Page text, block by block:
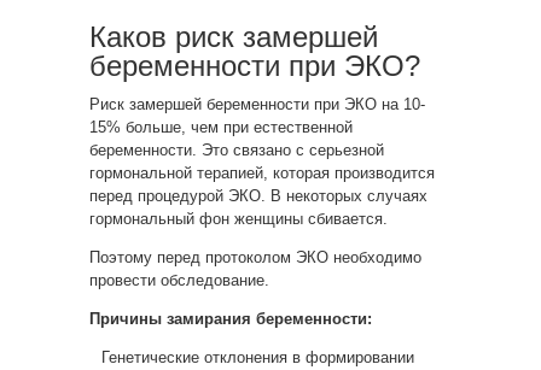
Каков риск замершей
беременности при ЭКО?
Риск замершей беременности при ЭКО на 10-
15% больше, чем при естественной
беременности. Это связано с серьезной
гормональной терапией, которая производится
перед процедурой ЭКО. В некоторых случаях
гормональный фон женщины сбивается.
Поэтому перед протоколом ЭКО необходимо
провести обследование.
Причины замирания беременности:
Генетические отклонения в формировании